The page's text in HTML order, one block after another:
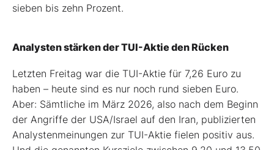
sieben bis zehn Prozent.
Analysten stärken der TUI-Aktie den Rücken
Letzten Freitag war die TUI-Aktie für 7,26 Euro zu
haben – heute sind es nur noch rund sieben Euro.
Aber: Sämtliche im März 2026, also nach dem Beginn
der Angriffe der USA/Israel auf den Iran, publizierten
Analystenmeinungen zur TUI-Aktie fielen positiv aus.